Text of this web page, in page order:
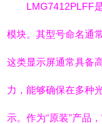
LMG7412PLFF
模块。其型号命名通
这类显示屏通常具备
力，能够确保在多种
示。作为“原装”产品